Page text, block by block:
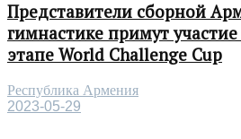
Представители сборной
гимнастике примут
этапе World Challenge Cup
Республика Армения
2023-05-29